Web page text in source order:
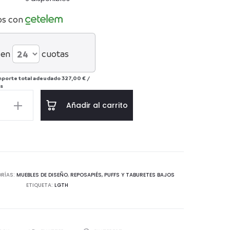
con
cuotas
total adeudado327,00 € /
Añadir al carrito
MUEBLES DE DISEÑO, REPOSAPIÉS, PUFFS Y TABURETES BAJOS
ETIQUETA: LGTH